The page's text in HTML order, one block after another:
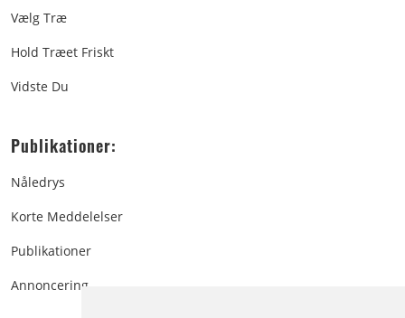
Vælg Træ
Hold Træet Friskt
Vidste Du
Publikationer:
Nåledrys
Korte Meddelelser
Publikationer
Annoncering